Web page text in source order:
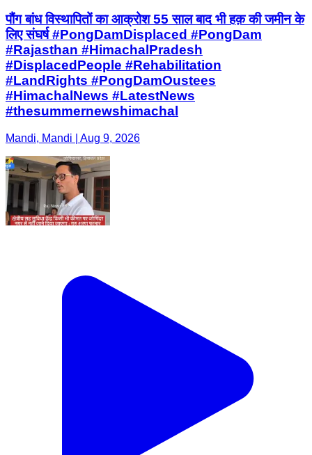
पौंग बांध विस्थापितों का आक्रोश 55 साल बाद भी हक़ की जमीन के
लिए संघर्ष #PongDamDisplaced #PongDam
#Rajasthan #HimachalPradesh
#DisplacedPeople #Rehabilitation
#LandRights #PongDamOustees
#HimachalNews #LatestNews
#thesummernewshimachal
Mandi, Mandi | Aug 9, 2026